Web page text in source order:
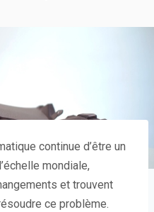
continue d’être un
mondiale,
et trouvent
ce problème.